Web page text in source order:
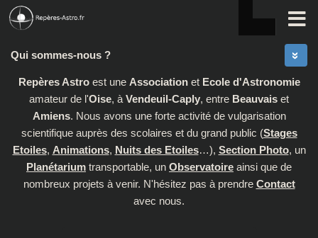
Skip to content
Qui sommes-nous ?
Repères Astroest une Associationet Ecole d'Astronomie
amateur de l'Oise, à Vendeuil-Caply, entre Beauvais et
Amiens. Nous avons une forte activité de vulgarisation
scientifique auprès des scolaires et du grand public (Stages
Etoiles, Animations, Nuits des Etoiles…), Section Photo, un
Planétarium transportable, un Observatoire ainsi que de
nombreux projets à venir. N'hésitez pas à prendre Contact
avec nous.